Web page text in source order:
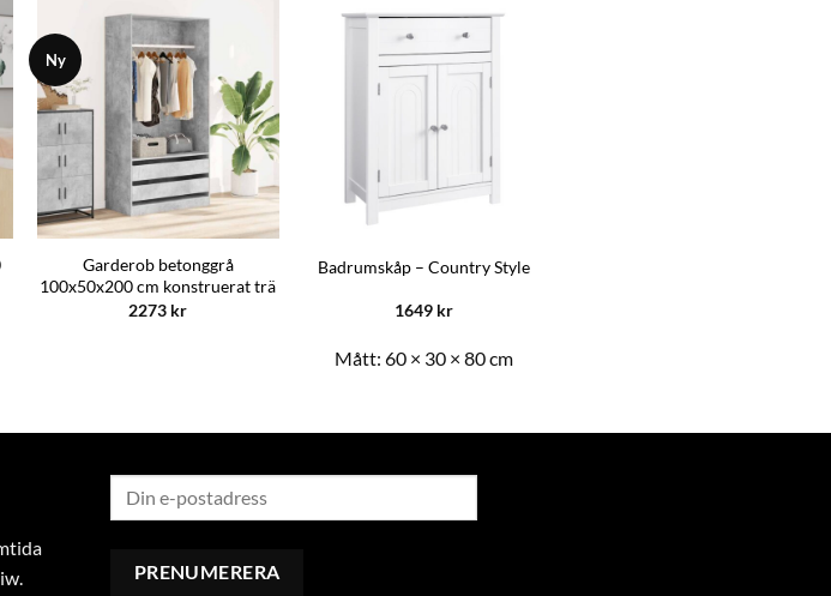
Ny
Garderob betonggrå
100x50x200 cm konstruerat trä
2273 kr
Badrumskåp – Country Style
1649 kr
Mått: 60 × 30 × 80 cm